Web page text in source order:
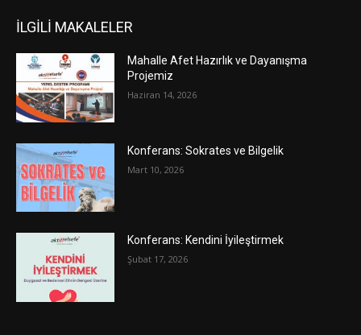
İLGİLİ MAKALELER
Mahalle Afet Hazırlık ve Dayanışma
Projemiz
Haziran 14, 2026
Konferans: Sokrates ve Bilgelik
Mart 10, 2026
Konferans: Kendini İyileştirmek
Şubat 17, 2026